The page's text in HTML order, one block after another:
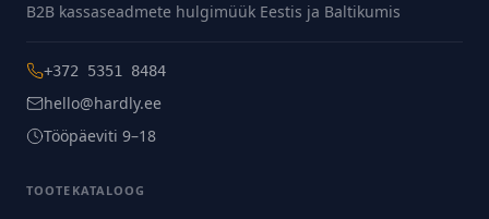
B2B kassaseadmete hulgimüük Eestis ja Baltikumis
+372 5351 8484
hello@hardly.ee
Tööpäeviti 9–18
TOOTEKATALOOG